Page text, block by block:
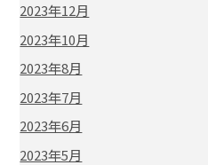
2023年12月
2023年10月
2023年8月
2023年7月
2023年6月
2023年5月